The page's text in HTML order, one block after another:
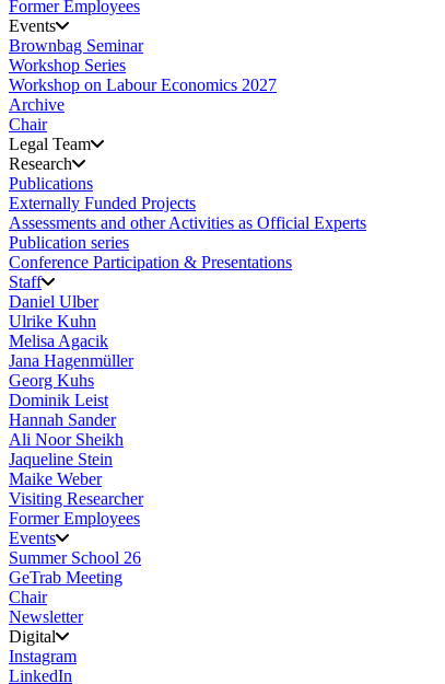
Former Employees
Events
Brownbag Seminar
Workshop Series
Workshop on Labour Economics 2027
Archive
Chair
Legal Team
Research
Publications
Externally Funded Projects
Assessments and other Activities as Official Experts
Publication series
Conference Participation & Presentations
Staff
Daniel Ulber
Ulrike Kuhn
Melisa Agacik
Jana Hagenmüller
Georg Kuhs
Dominik Leist
Hannah Sander
Ali Noor Sheikh
Jaqueline Stein
Maike Weber
Visiting Researcher
Former Employees
Events
Summer School 26
GeTrab Meeting
Chair
Newsletter
Digital
Instagram
LinkedIn